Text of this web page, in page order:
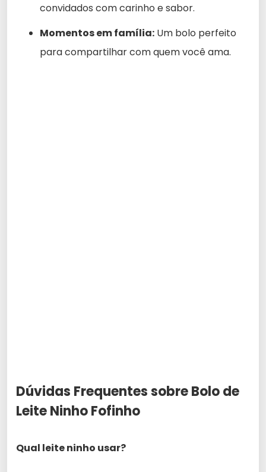
convidados com carinho e sabor.
Momentos em família: Um bolo perfeito
para compartilhar com quem você ama.
Dúvidas Frequentes sobre Bolo de
Leite Ninho Fofinho
Qual leite ninho usar?